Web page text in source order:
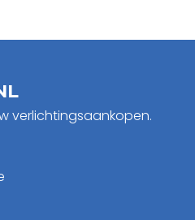
verlichtingsaankopen.